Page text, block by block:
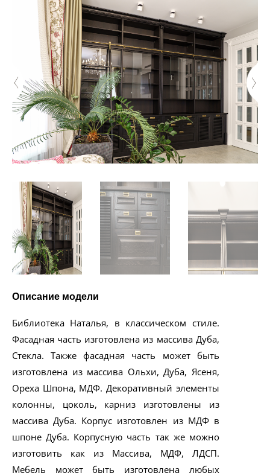
Описание модели
Библиотека Наталья, в классическом стиле.
Фасадная часть изготовлена из массива Дуба,
Стекла. Также фасадная часть может быть
изготовлена из массива Ольхи, Дуба, Ясеня,
Ореха Шпона, МДФ. Декоративный элементы
колонны, цоколь, карниз изготовлены из
массива Дуба. Корпус изготовлен из МДФ в
шпоне Дуба. Корпусную часть так же можно
изготовить как из Массива, МДФ, ЛДСП.
Мебель может быть изготовлена любых